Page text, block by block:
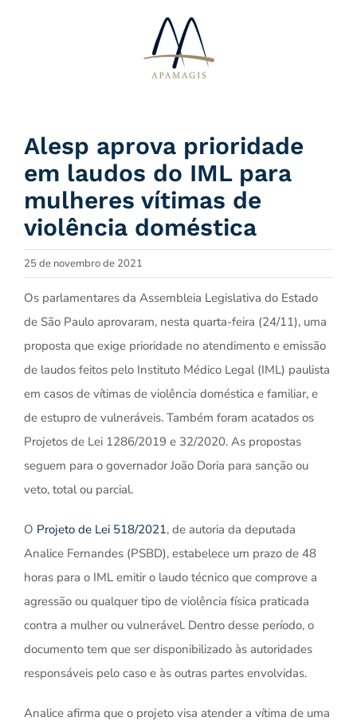
Alesp aprova prioridade
em laudos do IML para
mulheres vítimas de
violência doméstica
25 de novembro de 2021
Os parlamentares da Assembleia Legislativa do Estado
de São Paulo aprovaram, nesta quarta-feira (24/11), uma
proposta que exige prioridade no atendimento e emissão
de laudos feitos pelo Instituto Médico Legal (IML) paulista
em casos de vítimas de violência doméstica e familiar, e
de estupro de vulneráveis. Também foram acatados os
Projetos de Lei 1286/2019 e 32/2020. As propostas
seguem para o governador João Doria para sanção ou
veto, total ou parcial.
O Projeto de Lei 518/2021, de autoria da deputada
Analice Fernandes (PSBD), estabelece um prazo de 48
horas para o IML emitir o laudo técnico que comprove a
agressão ou qualquer tipo de violência física praticada
contra a mulher ou vulnerável. Dentro desse período, o
documento tem que ser disponibilizado às autoridades
responsáveis pelo caso e às outras partes envolvidas.
Analice afirma que o projeto visa atender a vítima de uma